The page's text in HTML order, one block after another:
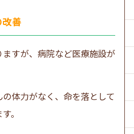
善
すが、病院など医療施設が
体力がなく、命を落として
。